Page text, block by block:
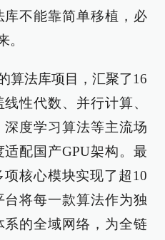
不能靠简单移植，必
。
算法库项目，汇聚了16
性代数、并行计算、
度学习算法等主流场
配国产GPU架构。最
核心模块实现了超10
将每一款算法作为独
的全域网络，为全链